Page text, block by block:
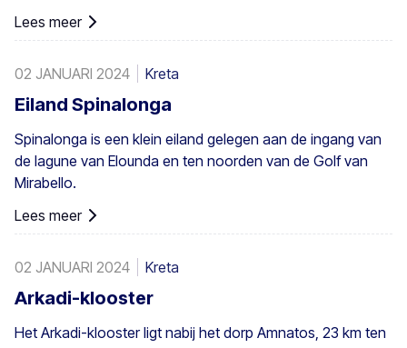
respectieve wegen. Het beslaat 200 stremmata (50 acres)
en bestaat uit inheemse Theophrastus-palmen – de
heel Europa. Een voldoende groot bestand bestaat in
Preveli, met kleinere groepen elders, bijvoorbeeld bij Agios
Nikitas. De palm komt ook hier en daar voor op de
zuidwestelijke Egeïsche eilanden, Cyprus en in Turkije.
Lees meer
02 JANUARI 2024 Kreta
Eiland Spinalonga
Spinalonga is een klein eiland gelegen aan de ingang van
de lagune van Elounda en ten noorden van de Golf van
Mirabello.
Lees meer
02 JANUARI 2024 Kreta
Arkadi-klooster
Het Arkadi-klooster ligt nabij het dorp Amnatos, 23 km ten